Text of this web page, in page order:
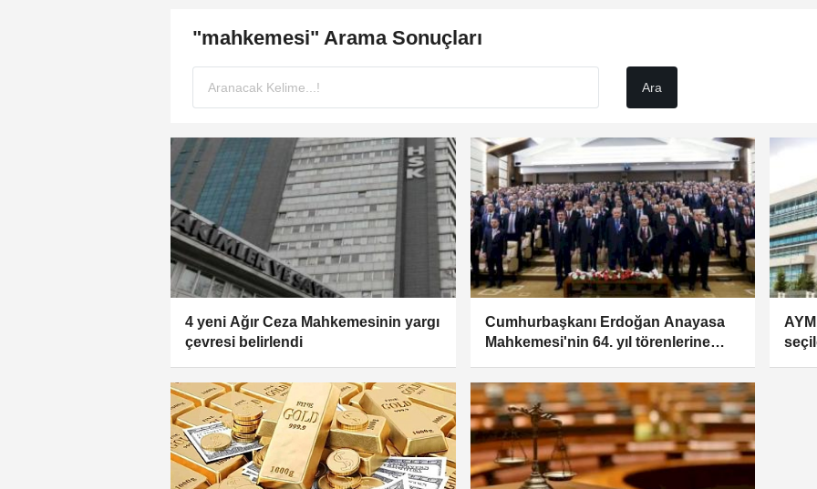
"mahkemesi" Arama Sonuçları
4 yeni Ağır Ceza Mahkemesinin yargı
çevresi belirlendi
Cumhurbaşkanı Erdoğan Anayasa
Mahkemesi'nin 64. yıl törenlerine